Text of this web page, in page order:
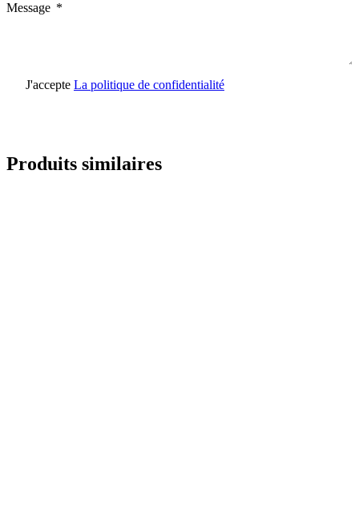
Message
J'accepte La politique de confidentialité
Produits similaires